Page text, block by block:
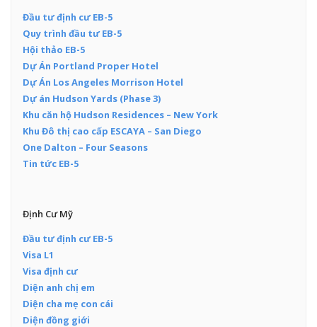
Đầu tư định cư EB-5
Quy trình đầu tư EB-5
Hội thảo EB-5
Dự Án Portland Proper Hotel
Dự Án Los Angeles Morrison Hotel
Dự án Hudson Yards (Phase 3)
Khu căn hộ Hudson Residences – New York
Khu Đô thị cao cấp ESCAYA – San Diego
One Dalton – Four Seasons
Tin tức EB-5
Định Cư Mỹ
Đầu tư định cư EB-5
Visa L1
Visa định cư
Diện anh chị em
Diện cha mẹ con cái
Diện đồng giới